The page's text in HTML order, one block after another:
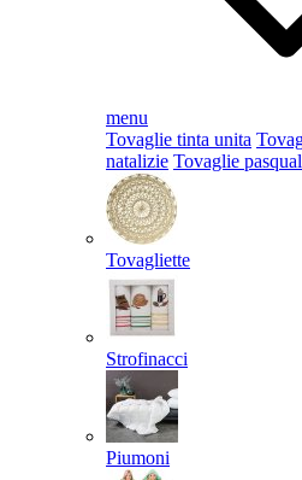
menu
Tovaglie tinta unita
natalizie Tovaglie
Tovagliette
Strofinacci
Piumoni